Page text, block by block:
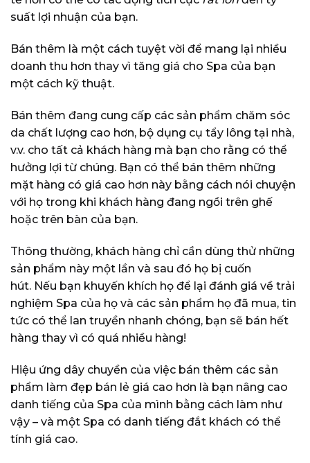
suất lợi nhuận của bạn.
Bán thêm là một cách tuyệt vời để mang lại nhiều
doanh thu hơn thay vì tăng giá cho Spa của bạn
một cách kỹ thuật.
Bán thêm đang cung cấp các sản phẩm chăm sóc
da chất lượng cao hơn, bộ dụng cụ tẩy lông tại nhà,
v.v. cho tất cả khách hàng mà bạn cho rằng có thể
hưởng lợi từ chúng. Bạn có thể bán thêm những
mặt hàng có giá cao hơn này bằng cách nói chuyện
với họ trong khi khách hàng đang ngồi trên ghế
hoặc trên bàn của bạn.
Thông thường, khách hàng chỉ cần dùng thử những
sản phẩm này một lần và sau đó họ bị cuốn
hút. Nếu bạn khuyến khích họ để lại đánh giá về trải
nghiệm Spa của họ và các sản phẩm họ đã mua, tin
tức có thể lan truyền nhanh chóng, bạn sẽ bán hết
hàng thay vì có quá nhiều hàng!
Hiệu ứng dây chuyền của việc bán thêm các sản
phẩm làm đẹp bán lẻ giá cao hơn là bạn nâng cao
danh tiếng của Spa của mình bằng cách làm như
vậy – và một Spa có danh tiếng đắt khách có thể
tính giá cao.